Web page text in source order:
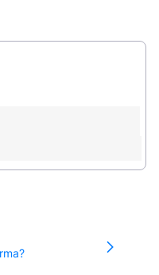
promove maior
O efeito Gel
dispensa o
intensidade
eficiente.
alergias.